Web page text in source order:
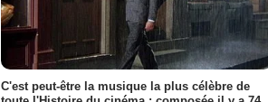
C'est peut-être la musique la plus célèbre de